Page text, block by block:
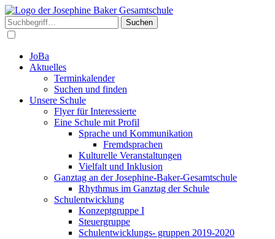
Suchen
JoBa
Aktuelles
Terminkalender
Suchen und finden
Unsere Schule
Flyer für Interessierte
Eine Schule mit Profil
Sprache und Kommunikation
Fremdsprachen
Kulturelle Veranstaltungen
Vielfalt und Inklusion
Ganztag an der Josephine-Baker-Gesamtschule
Rhythmus im Ganztag der Schule
Schulentwicklung
Konzeptgruppe I
Steuergruppe
Schulentwicklungs- gruppen 2019-2020